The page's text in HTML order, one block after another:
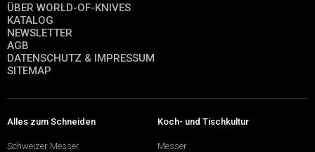
ÜBER WORLD-OF-KNIVES
KATALOG
NEWSLETTER
AGB
DATENSCHUTZ & IMPRESSUM
SITEMAP
Alles zum Schneiden
Schweizer Messer
Koch- und Tischkultur
Messer